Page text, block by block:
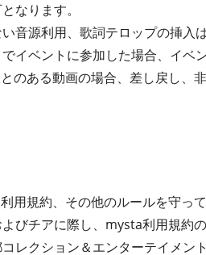
なります。
音源利用、歌詞テロップの挿入
イベントに参加した場合、イベ
のある動画の場合、差し戻し、非
用規約、その他のルールを守って
びチアに際し、mysta利用規約
レクション＆エンターテイメン